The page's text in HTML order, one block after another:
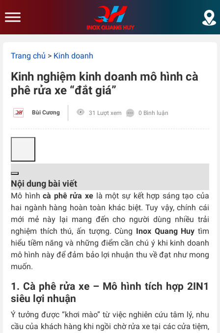
Trang chủ > Kinh doanh
Kinh nghiệm kinh doanh mô hình cà
phê rửa xe “đắt giá”
Bùi Cương 31 Lượt xem 0 Bình luận
Nội dung bài viết
Mô hìnhcà phê rửa xe là một sự kết hợp sáng tạo của
hai ngành hàng hoàn toàn khác biệt. Tuy vậy, chính cái
mới mẻ này lại mang đến cho người dùng nhiều trải
nghiệm thích thú, ấn tượng. Cùng Inox Quang Huy tìm
hiểu tiềm năng và những điểm cần chú ý khi kinh doanh
mô hình này để đảm bảo lợi nhuận thu về đạt như mong
muốn.
1. Cà phê rửa xe – Mô hình tích hợp 2IN1
siêu lợi nhuận
Ý tưởng được “khơi mào” từ việc nghiên cứu tâm lý, nhu
cầu của khách hàng khi ngồi chờ rửa xe tại các cửa tiệm,